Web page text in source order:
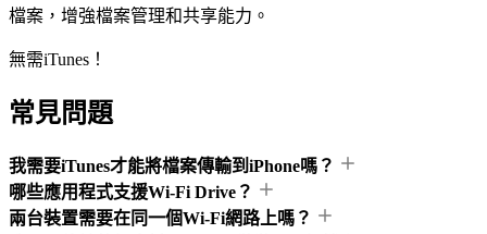
檔案，增強檔案管理和共享能力。
無需iTunes！
常見問題
我需要iTunes才能將檔案傳輸到iPhone嗎？
哪些應用程式支援Wi-Fi Drive？
兩台裝置需要在同一個Wi-Fi網路上嗎？